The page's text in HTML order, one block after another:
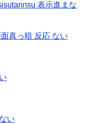
表示進まな
真っ暗 反応 ない
い